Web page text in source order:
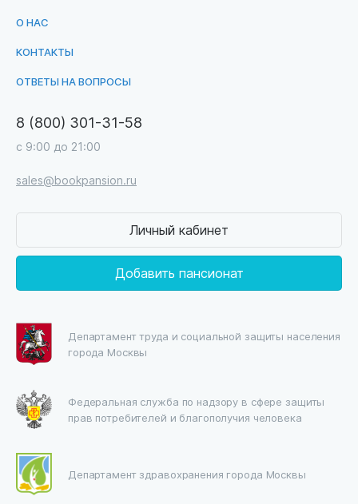
О НАС
КОНТАКТЫ
ОТВЕТЫ НА ВОПРОСЫ
8 (800) 301-31-58
с 9:00 до 21:00
sales@bookpansion.ru
Личный кабинет
Добавить пансионат
Департамент труда и социальной защиты населения
города Москвы
Федеральная служба по надзору в сфере защиты
прав потребителей и благополучия человека
Департамент здравохранения города Москвы